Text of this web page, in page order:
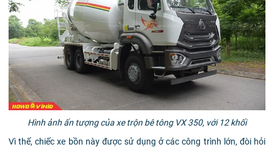
Hình ảnh ấn tượng của xe trộn bê tông VX 350, với 12 khối
Vì thế, chiếc xe bồn này được sử dụng ở các công trình lớn, đòi hỏi